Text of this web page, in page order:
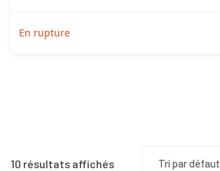
10 résultats affichés Tri par défaut
En rupture